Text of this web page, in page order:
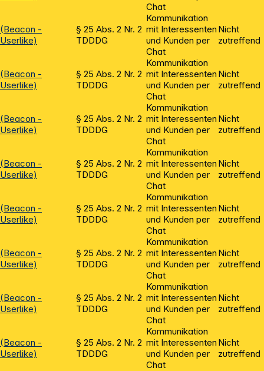
Chat
(Beacon -
Userlike)
§ 25 Abs. 2 Nr. 2
TDDDG
Kommunikation
mit Interessenten
und Kunden per
Chat
Nicht
zutreffend
(Beacon -
Userlike)
§ 25 Abs. 2 Nr. 2
TDDDG
Kommunikation
mit Interessenten
und Kunden per
Chat
Nicht
zutreffend
(Beacon -
Userlike)
§ 25 Abs. 2 Nr. 2
TDDDG
Kommunikation
mit Interessenten
und Kunden per
Chat
Nicht
zutreffend
(Beacon -
Userlike)
§ 25 Abs. 2 Nr. 2
TDDDG
Kommunikation
mit Interessenten
und Kunden per
Chat
Nicht
zutreffend
(Beacon -
Userlike)
§ 25 Abs. 2 Nr. 2
TDDDG
Kommunikation
mit Interessenten
und Kunden per
Chat
Nicht
zutreffend
(Beacon -
Userlike)
§ 25 Abs. 2 Nr. 2
TDDDG
Kommunikation
mit Interessenten
und Kunden per
Chat
Nicht
zutreffend
(Beacon -
Userlike)
§ 25 Abs. 2 Nr. 2
TDDDG
Kommunikation
mit Interessenten
und Kunden per
Chat
Nicht
zutreffend
(Beacon -
Userlike)
§ 25 Abs. 2 Nr. 2
TDDDG
Kommunikation
mit Interessenten
und Kunden per
Chat
Nicht
zutreffend